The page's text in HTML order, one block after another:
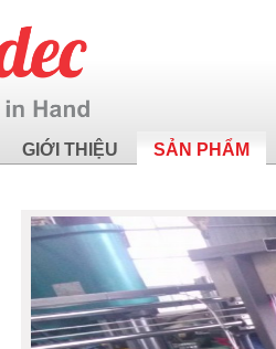
GIỚI THIỆU SẢN PHẨM